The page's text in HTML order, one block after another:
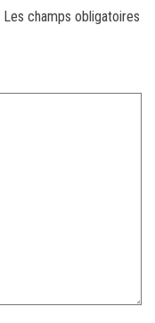
Les champs obligatoires